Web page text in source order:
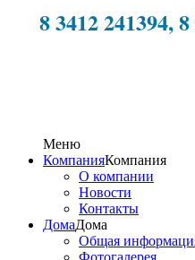
8 3412 241394,
Меню
КомпанияКомпания
О компании
Новости
Контакты
ДомаДома
Общая
Фотогалерея